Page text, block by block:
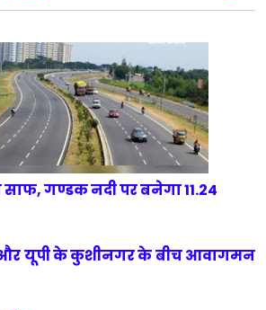
साफ, गण्डक नदी पर बनेगा 11.24
और यूपी के कुशीनगर के बीच आवागमन